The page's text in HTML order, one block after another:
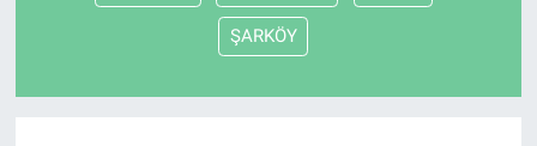
ŞARKÖY